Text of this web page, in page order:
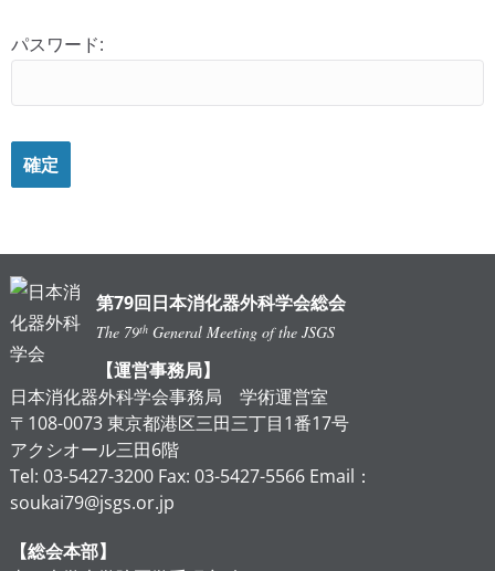
パスワード:
第79回日本消化器外科学会総会
The 79thGeneral Meeting of the JSGS
【運営事務局】
日本消化器外科学会事務局 学術運営室
〒108-0073 東京都港区三田三丁目1番17号
アクシオール三田6階
Tel: 03-5427-3200 Fax: 03-5427-5566 Email：
soukai79@jsgs.or.jp
【総会本部】